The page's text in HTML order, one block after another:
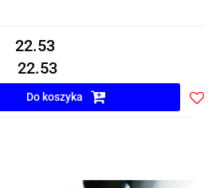
22.53
22.53
Do koszyka